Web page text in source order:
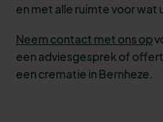
en met alle ruimte voor wat
Neem contact met ons op
een adviesgesprek of
een crematie in Bernheze.